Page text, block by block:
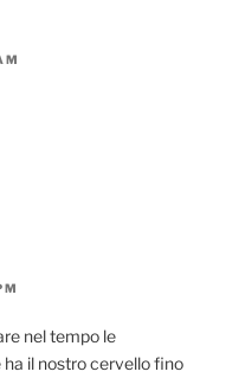
nel tempo le
il nostro cervello fino